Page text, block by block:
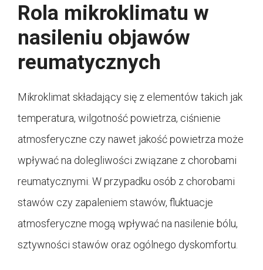
Rola mikroklimatu w
nasileniu objawów
reumatycznych
Mikroklimat składający się z elementów takich jak
temperatura, wilgotność powietrza, ciśnienie
atmosferyczne czy nawet jakość powietrza może
wpływać na dolegliwości związane z chorobami
reumatycznymi. W przypadku osób z chorobami
stawów czy zapaleniem stawów, fluktuacje
atmosferyczne mogą wpływać na nasilenie bólu,
sztywności stawów oraz ogólnego dyskomfortu.